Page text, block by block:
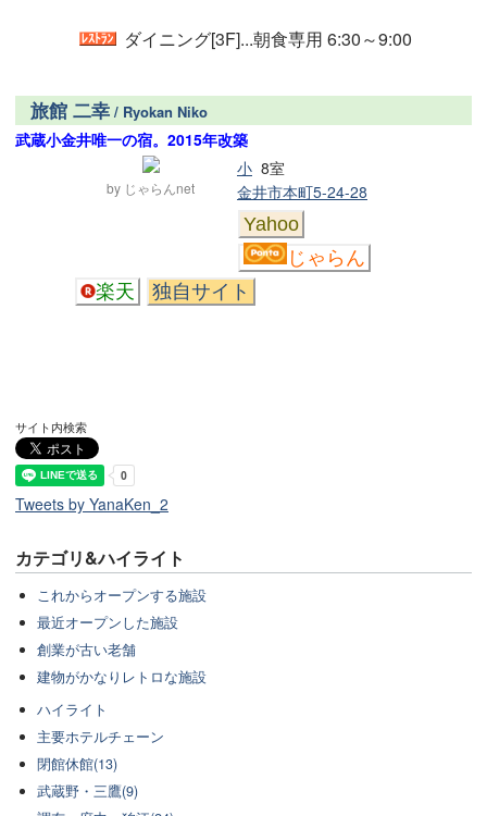
ダイニング[3F]...朝食専用 6:30～9:00
旅館 二幸 / Ryokan Niko
武蔵小金井唯一の宿。2015年改築
by じゃらんnet
8室
小
金井市本町5-24-28
Yahoo
じゃらん
楽天
独自サイト
サイト内検索
Tweets by YanaKen_2
カテゴリ&ハイライト
これからオープンする施設
最近オープンした施設
創業が古い老舗
建物がかなりレトロな施設
ハイライト
主要ホテルチェーン
閉館休館(13)
武蔵野・三鷹(9)